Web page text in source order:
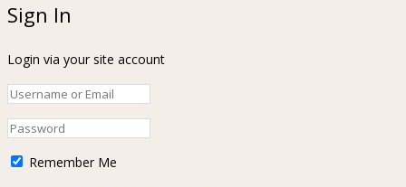
Sign In
Login via your site account
Remember Me